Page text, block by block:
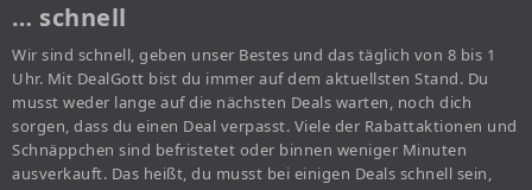
… schnell
Wir sind schnell, geben unser Bestes und das täglich von 8 bis 1
Uhr. Mit DealGott bist du immer auf dem aktuellsten Stand. Du
musst weder lange auf die nächsten Deals warten, noch dich
sorgen, dass du einen Deal verpasst. Viele der Rabattaktionen und
Schnäppchen sind befristetet oder binnen weniger Minuten
ausverkauft. Das heißt, du musst bei einigen Deals schnell sein,